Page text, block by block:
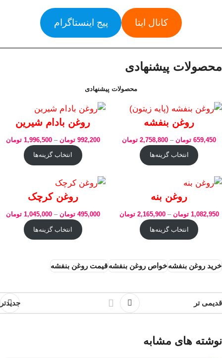
کانال ایتا پیج اینستاگرام
محصولات پیشنهادی
محصولات پیشنهادی
روغن بنفشه
659,450 تومان –
2,758,800 تومان
انتخاب گزینه‌ها
روغن بادام شیرین
992,200 تومان –
1,996,500 تومان
انتخاب گزینه‌ها
روغن بنه
1,082,950 تومان –
2,165,900 تومان
انتخاب گزینه‌ها
روغن کرچک
495,000 تومان –
1,045,000 تومان
انتخاب گزینه‌ها
خرید روغن بنفشهخواص روغن بنفشهقیمت روغن بنفشه
جدیدتر قدیمی تر
نوشته های مشابه